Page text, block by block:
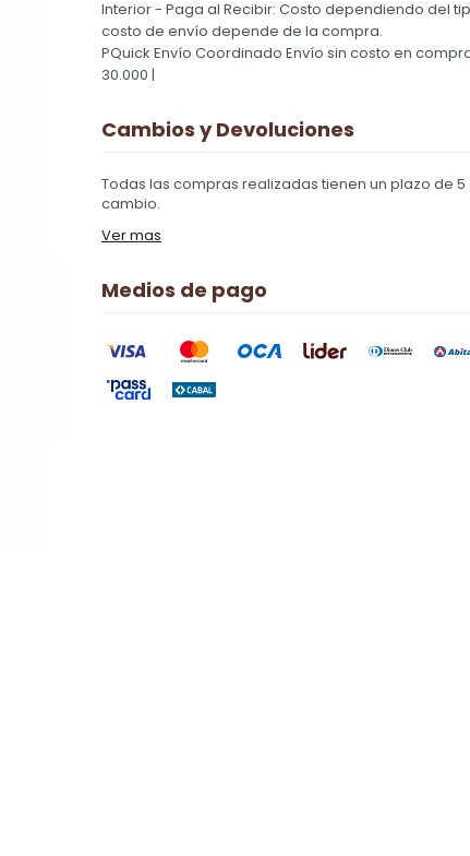
Interior - Paga al Recibir: Costo dependiendo del
costo de envío depende de la compra.
PQuick Envío Coordinado Envío sin costo en
30.000 |
Cambios y Devoluciones
Todas las compras realizadas tienen un plazo de
cambio.
Ver mas
Medios de pago